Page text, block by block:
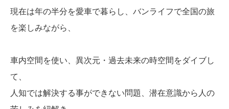
現在は年の半分を愛車で暮らし、バンライフで全国の旅
を楽しみながら、
車内空間を使い、異次元・過去未来の時空間をダイブし
て、
人知では解決する事ができない問題、潜在意識から人の